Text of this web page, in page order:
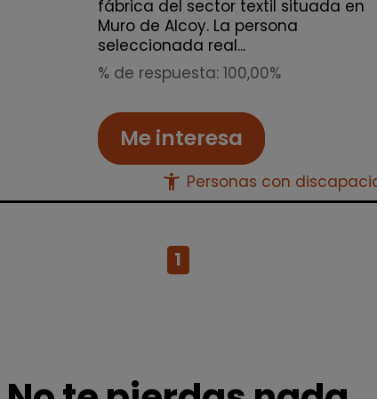
fábrica del sector textil situada en
Muro de Alcoy. La persona
seleccionada real...
% de respuesta: 100,00%
Me interesa
accessibility_new Personas con
1